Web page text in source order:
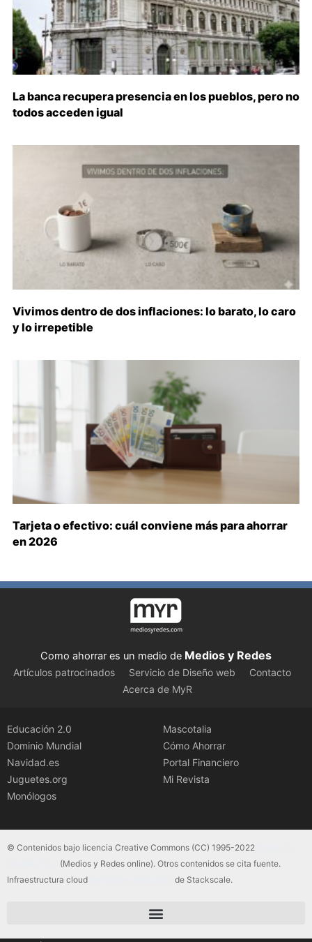
La banca recupera presencia en los pueblos, pero no
todos acceden igual
Vivimos dentro de dos inflaciones: lo barato, lo caro
y lo irrepetible
Tarjeta o efectivo: cuál conviene más para ahorrar
en 2026
Como ahorrar es un medio de Medios y Redes
Artículos patrocinados Servicio de Diseño web
Contacto
Acerca de MyR
Educación 2.0
Dominio Mundial
Navidad.es
Juguetes.org
Monólogos
Mascotalia
Cómo Ahorrar
Portal Financiero
Mi Revista
© Contenidos bajo licencia Creative Commons (CC) 1995-2022
(Medios y Redes online). Otros contenidos se cita fuente.
Infraestructura cloud
de Stackscale.